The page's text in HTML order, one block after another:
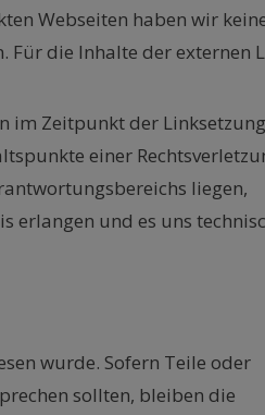
Webseiten haben wir
Für die Inhalte der externen
im Zeitpunkt der
einer
liegen,
erlangen und es uns
wurde. Sofern Teile oder
sollten, bleiben die